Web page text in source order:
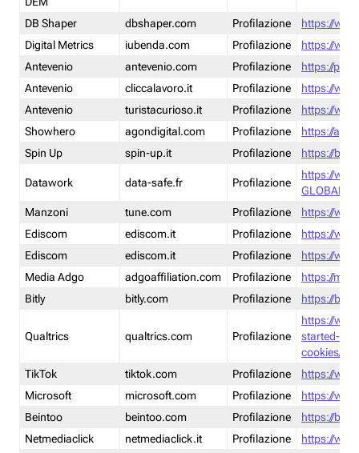
DB Shaper
dbshaper.com Profilazione
https://
Digital Metrics
iubenda.com Profilazione
https://
Antevenio
antevenio.com Profilazione
https://
Antevenio
cliccalavoro.it Profilazione
https://
Antevenio
turistacurioso.it Profilazione
https://
Showhero
agondigital.com Profilazione
https://
Spin Up
spin-up.it Profilazione https://
Datawork data-safe.fr Profilazione
https://
GLOBAL-
Manzoni
tune.com Profilazione
https://
Ediscom
ediscom.it Profilazione
https://
Ediscom
ediscom.it Profilazione
https://
Media Adgo
adgoaffiliation.com Profilazione
https://
Bitly
bitly.com Profilazione https://
Qualtrics qualtrics.com Profilazione
https://
started-
cookies/
TikTok
tiktok.com Profilazione
https://
Microsoft
microsoft.com Profilazione
https://
Beintoo
beintoo.com Profilazione
https://
Netmediaclick
netmediaclick.it Profilazione https://